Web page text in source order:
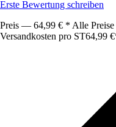
Erste Bewertung schreiben
Preis — 64,99 € * Alle
Versandkosten pro ST64,99 €